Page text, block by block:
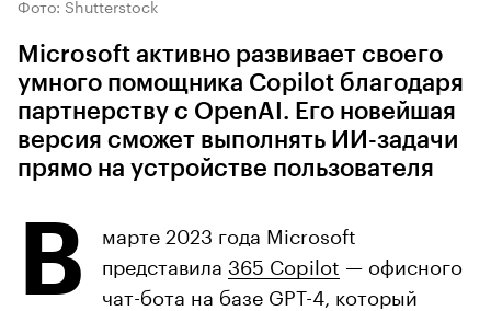
Фото: Shutterstock
Microsoft активно развивает своего
умного помощника Copilot благодаря
партнерству с OpenAI. Его новейшая
версия сможет выполнять ИИ-задачи
прямо на устройстве пользователя
В
марте 2023 года Microsoft
представила 365 Copilot — офисного
чат-бота на базе GPT-4, который